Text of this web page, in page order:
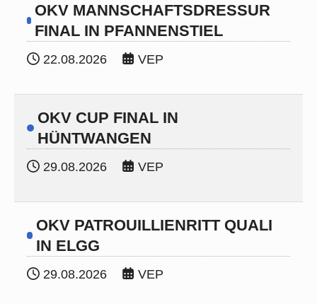
OKV MANNSCHAFTSDRESSUR
FINAL IN PFANNENSTIEL
22.08.2026 VEP
OKV CUP FINAL IN
HÜNTWANGEN
29.08.2026 VEP
OKV PATROUILLIENRITT QUALI
IN ELGG
29.08.2026 VEP